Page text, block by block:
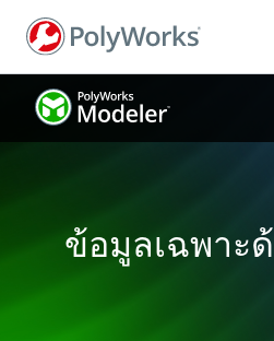
เนื้อหา
ข้อมูลเฉพาะ